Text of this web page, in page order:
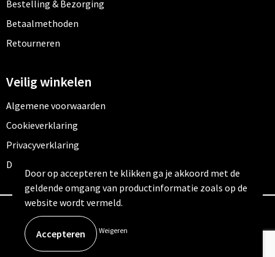
Bestelling & Bezorging
Betaalmethoden
Retourneren
Veilig winkelen
Algemene voorwaarden
Cookieverklaring
Privacyverklaring
Disclaimer
© Copyright Outfitters 2026
Door op accepteren te klikken ga je akkoord met de
geldende omgang van productinformatie zoals op de
website wordt vermeld.
Weigeren